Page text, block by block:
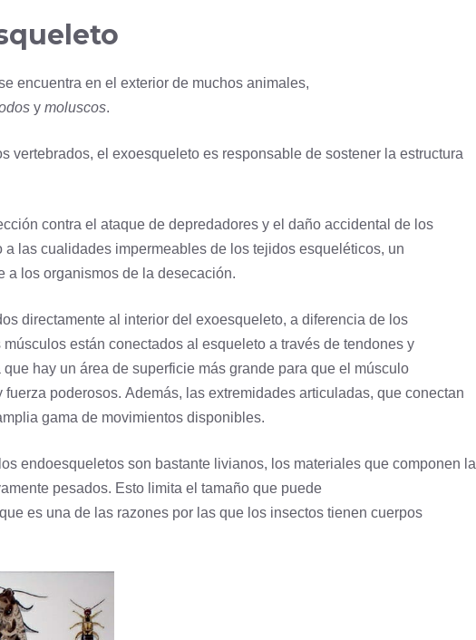
encuentra en el exterior de muchos animales,
y moluscos.
vertebrados, el exoesqueleto es responsable de sostener la estructura
contra el ataque de depredadores y el daño accidental de los
las cualidades impermeables de los tejidos esqueléticos, un
a los organismos de la desecación.
directamente al interior del exoesqueleto, a diferencia de los
están conectados al esqueleto a través de tendones y
hay un área de superficie más grande para que el músculo
poderosos. Además, las extremidades articuladas, que conectan
gama de movimientos disponibles.
endoesqueletos son bastante livianos, los materiales que componen la
pesados. Esto limita el tamaño que puede
es una de las razones por las que los insectos tienen cuerpos